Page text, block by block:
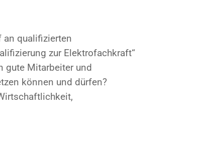
an qualifizierten
zur Elektrofachkraft“
gute Mitarbeiter und
können und dürfen?